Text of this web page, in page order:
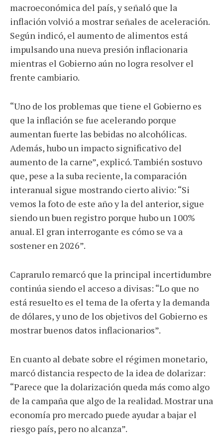
macroeconómica del país, y señaló que la
inflación volvió a mostrar señales de aceleración.
Según indicó, el aumento de alimentos está
impulsando una nueva presión inflacionaria
mientras el Gobierno aún no logra resolver el
frente cambiario.
“Uno de los problemas que tiene el Gobierno es
que la inflación se fue acelerando porque
aumentan fuerte las bebidas no alcohólicas.
Además, hubo un impacto significativo del
aumento de la carne”, explicó. También sostuvo
que, pese a la suba reciente, la comparación
interanual sigue mostrando cierto alivio: “Si
vemos la foto de este año y la del anterior, sigue
siendo un buen registro porque hubo un 100%
anual. El gran interrogante es cómo se va a
sostener en 2026”.
Caprarulo remarcó que la principal incertidumbre
continúa siendo el acceso a divisas: “Lo que no
está resuelto es el tema de la oferta y la demanda
de dólares, y uno de los objetivos del Gobierno es
mostrar buenos datos inflacionarios”.
En cuanto al debate sobre el régimen monetario,
marcó distancia respecto de la idea de dolarizar:
“Parece que la dolarización queda más como algo
de la campaña que algo de la realidad. Mostrar una
economía pro mercado puede ayudar a bajar el
riesgo país, pero no alcanza”.